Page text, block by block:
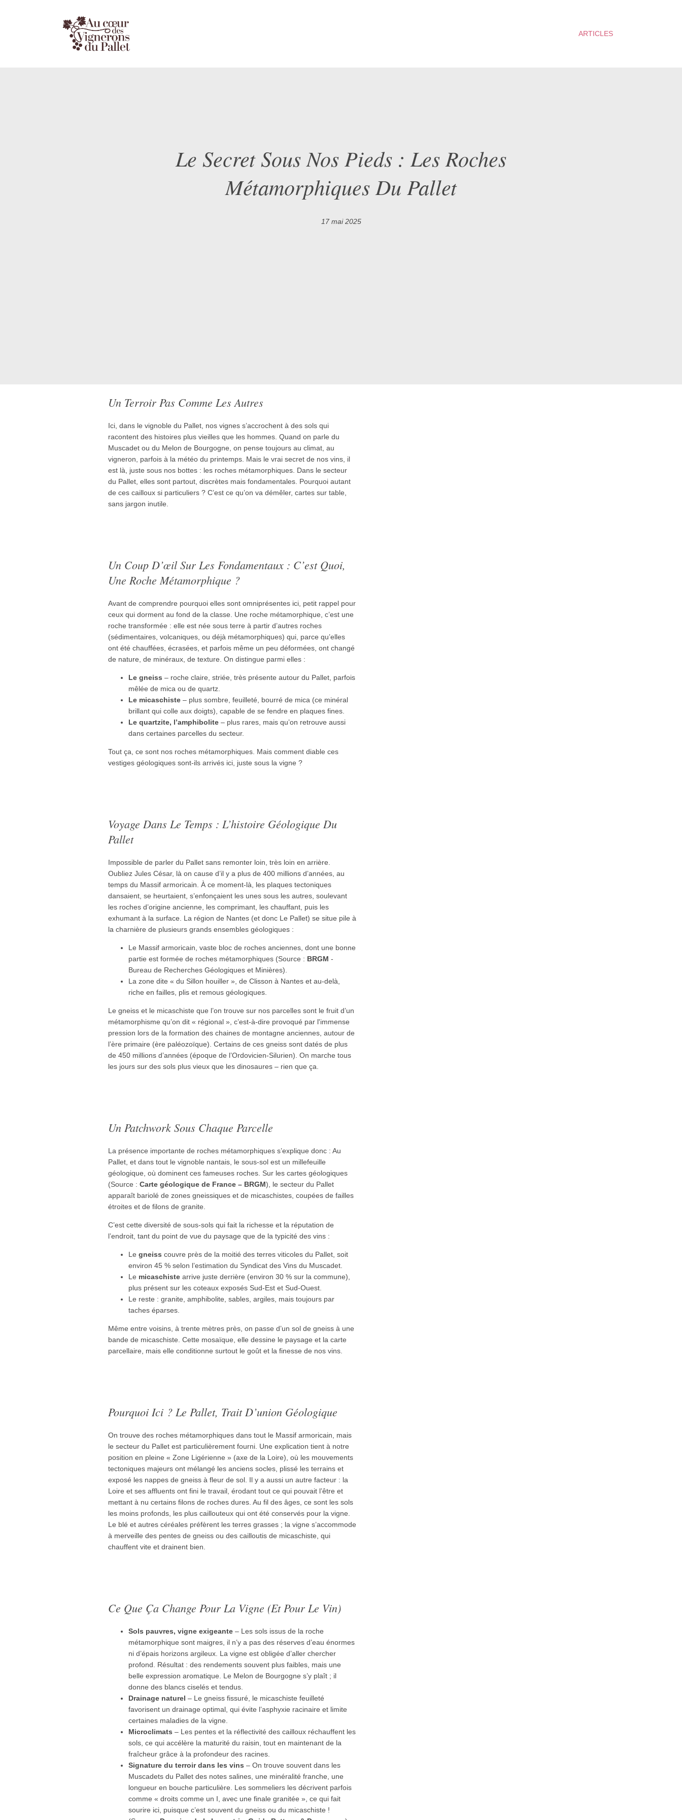
ARTICLES
Le Secret Sous Nos Pieds : Les Roches
Métamorphiques Du Pallet
17 mai 2025
Un Terroir Pas Comme Les Autres
Ici, dans le vignoble du Pallet, nos vignes s’accrochent à des sols qui
racontent des histoires plus vieilles que les hommes. Quand on parle du
Muscadet ou du Melon de Bourgogne, on pense toujours au climat, au
vigneron, parfois à la météo du printemps. Mais le vrai secret de nos vins, il
est là, juste sous nos bottes : les roches métamorphiques. Dans le secteur
du Pallet, elles sont partout, discrètes mais fondamentales. Pourquoi autant
de ces cailloux si particuliers ? C’est ce qu’on va démêler, cartes sur table,
sans jargon inutile.
Un Coup D’œil Sur Les Fondamentaux : C’est Quoi,
Une Roche Métamorphique ?
Avant de comprendre pourquoi elles sont omniprésentes ici, petit rappel pour
ceux qui dorment au fond de la classe. Une roche métamorphique, c’est une
roche transformée : elle est née sous terre à partir d’autres roches
(sédimentaires, volcaniques, ou déjà métamorphiques) qui, parce qu’elles
ont été chauffées, écrasées, et parfois même un peu déformées, ont changé
de nature, de minéraux, de texture. On distingue parmi elles :
Le gneiss – roche claire, striée, très présente autour du Pallet, parfois
mêlée de mica ou de quartz.
Le micaschiste – plus sombre, feuilleté, bourré de mica (ce minéral
brillant qui colle aux doigts), capable de se fendre en plaques fines.
Le quartzite, l’amphibolite – plus rares, mais qu’on retrouve aussi
dans certaines parcelles du secteur.
Tout ça, ce sont nos roches métamorphiques. Mais comment diable ces
vestiges géologiques sont-ils arrivés ici, juste sous la vigne ?
Voyage Dans Le Temps : L’histoire Géologique Du
Pallet
Impossible de parler du Pallet sans remonter loin, très loin en arrière.
Oubliez Jules César, là on cause d’il y a plus de 400 millions d’années, au
temps du Massif armoricain. À ce moment-là, les plaques tectoniques
dansaient, se heurtaient, s’enfonçaient les unes sous les autres, soulevant
les roches d’origine ancienne, les comprimant, les chauffant, puis les
exhumant à la surface. La région de Nantes (et donc Le Pallet) se situe pile à
la charnière de plusieurs grands ensembles géologiques :
Le Massif armoricain, vaste bloc de roches anciennes, dont une bonne
partie est formée de roches métamorphiques (Source : BRGM -
Bureau de Recherches Géologiques et Minières).
La zone dite « du Sillon houiller », de Clisson à Nantes et au-delà,
riche en failles, plis et remous géologiques.
Le gneiss et le micaschiste que l’on trouve sur nos parcelles sont le fruit d’un
métamorphisme qu’on dit « régional », c’est-à-dire provoqué par l'immense
pression lors de la formation des chaines de montagne anciennes, autour de
l’ère primaire (ère paléozoïque). Certains de ces gneiss sont datés de plus
de 450 millions d’années (époque de l’Ordovicien-Silurien). On marche tous
les jours sur des sols plus vieux que les dinosaures – rien que ça.
Un Patchwork Sous Chaque Parcelle
La présence importante de roches métamorphiques s’explique donc : Au
Pallet, et dans tout le vignoble nantais, le sous-sol est un millefeuille
géologique, où dominent ces fameuses roches. Sur les cartes géologiques
(Source : Carte géologique de France – BRGM), le secteur du Pallet
apparaît bariolé de zones gneissiques et de micaschistes, coupées de failles
étroites et de filons de granite.
C’est cette diversité de sous-sols qui fait la richesse et la réputation de
l’endroit, tant du point de vue du paysage que de la typicité des vins :
Le gneiss couvre près de la moitié des terres viticoles du Pallet, soit
environ 45 % selon l’estimation du Syndicat des Vins du Muscadet.
Le micaschiste arrive juste derrière (environ 30 % sur la commune),
plus présent sur les coteaux exposés Sud-Est et Sud-Ouest.
Le reste : granite, amphibolite, sables, argiles, mais toujours par
taches éparses.
Même entre voisins, à trente mètres près, on passe d’un sol de gneiss à une
bande de micaschiste. Cette mosaïque, elle dessine le paysage et la carte
parcellaire, mais elle conditionne surtout le goût et la finesse de nos vins.
Pourquoi Ici ? Le Pallet, Trait D’union Géologique
On trouve des roches métamorphiques dans tout le Massif armoricain, mais
le secteur du Pallet est particulièrement fourni. Une explication tient à notre
position en pleine « Zone Ligérienne » (axe de la Loire), où les mouvements
tectoniques majeurs ont mélangé les anciens socles, plissé les terrains et
exposé les nappes de gneiss à fleur de sol. Il y a aussi un autre facteur : la
Loire et ses affluents ont fini le travail, érodant tout ce qui pouvait l’être et
mettant à nu certains filons de roches dures. Au fil des âges, ce sont les sols
les moins profonds, les plus caillouteux qui ont été conservés pour la vigne.
Le blé et autres céréales préfèrent les terres grasses ; la vigne s’accommode
à merveille des pentes de gneiss ou des cailloutis de micaschiste, qui
chauffent vite et drainent bien.
Ce Que Ça Change Pour La Vigne (et Pour Le Vin)
Sols pauvres, vigne exigeante – Les sols issus de la roche
métamorphique sont maigres, il n’y a pas des réserves d’eau énormes
ni d’épais horizons argileux. La vigne est obligée d’aller chercher
profond. Résultat : des rendements souvent plus faibles, mais une
belle expression aromatique. Le Melon de Bourgogne s’y plaît ; il
donne des blancs ciselés et tendus.
Drainage naturel – Le gneiss fissuré, le micaschiste feuilleté
favorisent un drainage optimal, qui évite l’asphyxie racinaire et limite
certaines maladies de la vigne.
Microclimats – Les pentes et la réflectivité des cailloux réchauffent les
sols, ce qui accélère la maturité du raisin, tout en maintenant de la
fraîcheur grâce à la profondeur des racines.
Signature du terroir dans les vins – On trouve souvent dans les
Muscadets du Pallet des notes salines, une minéralité franche, une
longueur en bouche particulière. Les sommeliers les décrivent parfois
comme « droits comme un I, avec une finale granitée », ce qui fait
sourire ici, puisque c’est souvent du gneiss ou du micaschiste !